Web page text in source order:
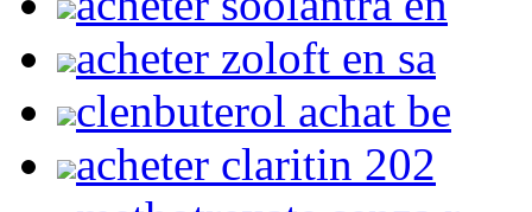
acheter zoloft en sa
clenbuterol achat be
acheter claritin 202